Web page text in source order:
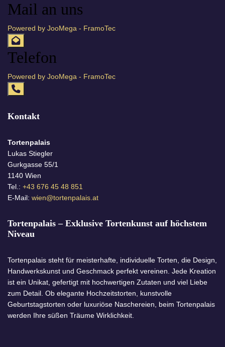
Mail an uns
Powered by JooMega - FramoTec
Telefon
Powered by JooMega - FramoTec
Kontakt
Tortenpalais
Lukas Stiegler
Gurkgasse 55/1
1140 Wien
Tel.: +43 676 45 48 851
E-Mail: wien@tortenpalais.at
Tortenpalais – Exklusive Tortenkunst auf höchstem
Niveau
Tortenpalais steht für meisterhafte, individuelle Torten, die Design,
Handwerkskunst und Geschmack perfekt vereinen. Jede Kreation
ist ein Unikat, gefertigt mit hochwertigen Zutaten und viel Liebe
zum Detail. Ob elegante Hochzeitstorten, kunstvolle
Geburtstagstorten oder luxuriöse Naschereien, beim Tortenpalais
werden Ihre süßen Träume Wirklichkeit.